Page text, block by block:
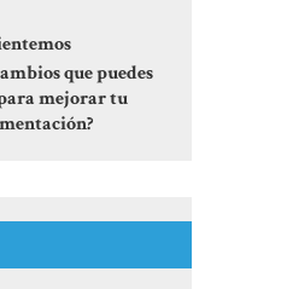
que puedes
mejorar tu